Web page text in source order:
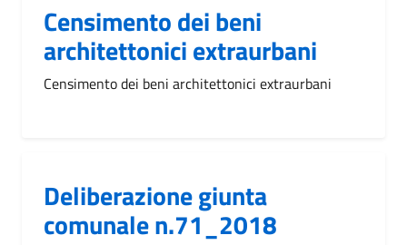
Censimento dei beni
architettonici extraurbani
Censimento dei beni architettonici extraurbani
Deliberazione giunta
comunale n.71_2018